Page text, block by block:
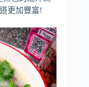
更加豐富!